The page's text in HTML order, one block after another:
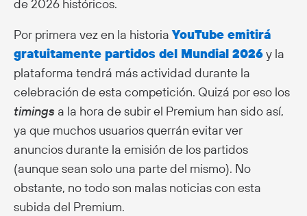
de 2026 históricos.
Por primera vez en la historiaYouTube emitirá
gratuitamente partidos del Mundial 2026y la
plataforma tendrá más actividad durante la
celebración de esta competición. Quizá por eso los
timings a la hora de subir el Premium han sido así,
ya que muchos usuarios querrán evitar ver
anuncios durante la emisión de los partidos
(aunque sean solo una parte del mismo). No
obstante, no todo son malas noticias con esta
subida del Premium.